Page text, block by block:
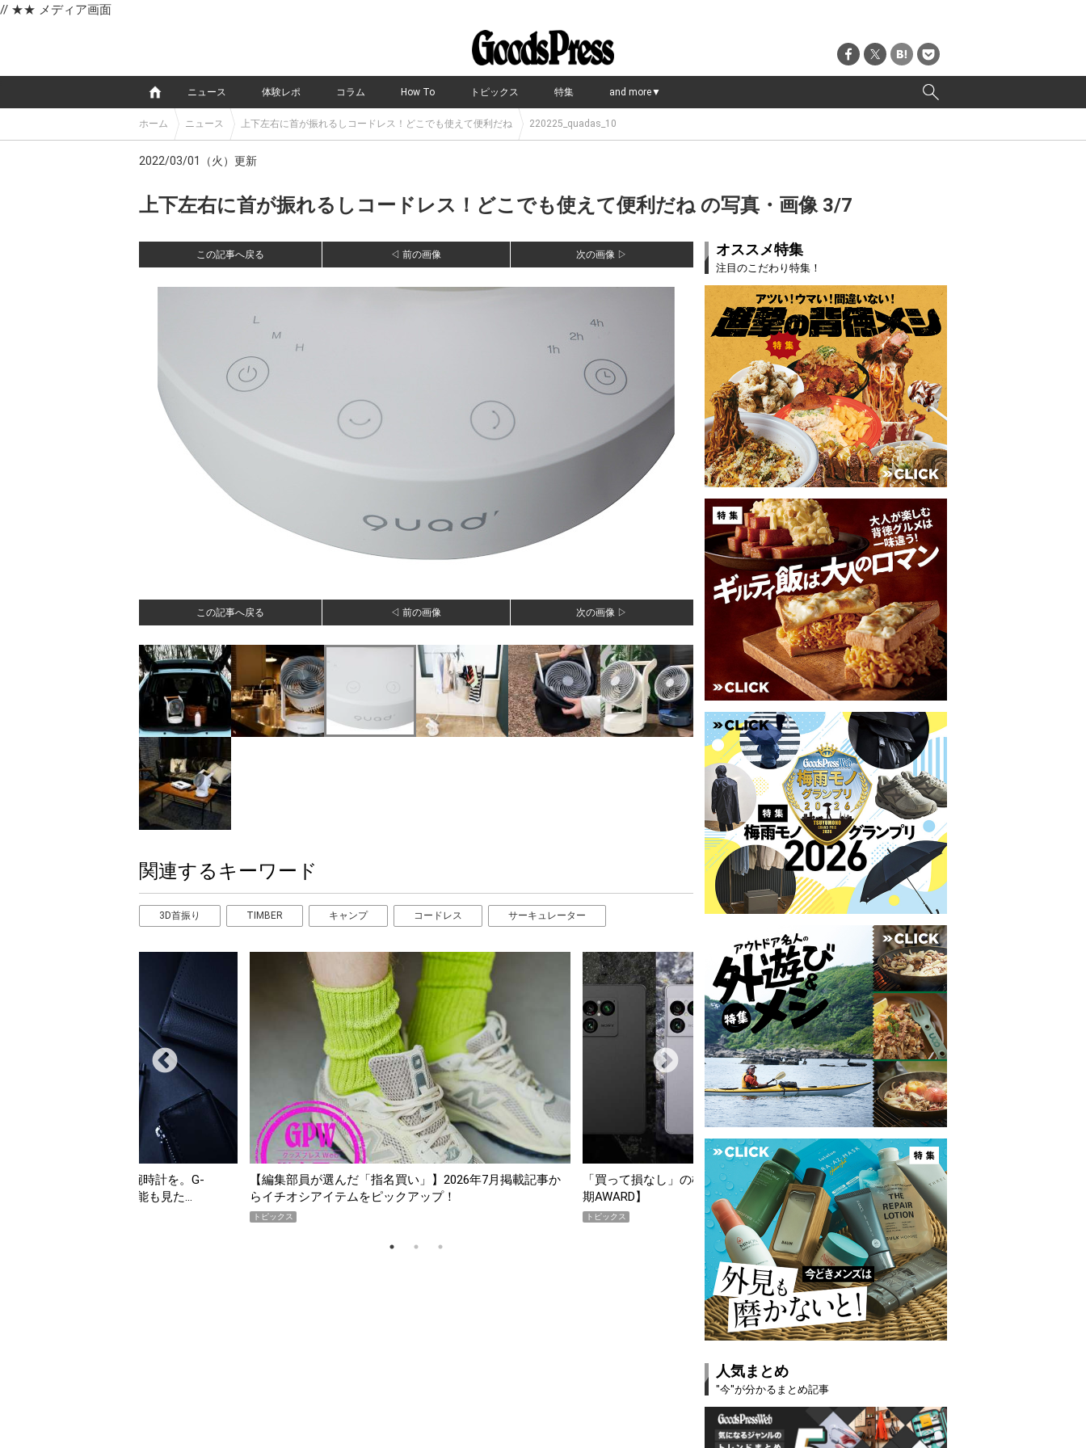
// ★★ メディア画面
ニュース 体験レポ コラム How To トピックス 特集 and more▼
ホーム ニュース 上下左右に首が振れるしコードレス！どこでも使えて便利だね 220225_quadas_10
2022/03/01（火）更新
上下左右に首が振れるしコードレス！どこでも使えて便利だね の写真・画像 3/7
この記事へ戻る ◁ 前の画像 次の画像 ▷
この記事へ戻る ◁ 前の画像 次の画像 ▷
関連するキーワード
3D首振り TIMBER キャンプ コードレス サーキュレーター
だ「指名買い」】2026年7月掲載記事か
「買って損なし」の極上スマホ5選【GoodsPress 2026上半
期AWARD】
トピックス
薄着になる季節の夏こそ“映える”タフな腕時計を。G-
SHOCK「GRAVITYMASTER」は本当に機能も見た…
PR
【編集部員が選んだ「指名買
らイチオシアイテムをピック
トピックス
オススメ特集
注目のこだわり特集！
人気まとめ
"今"が分かるまとめ記事